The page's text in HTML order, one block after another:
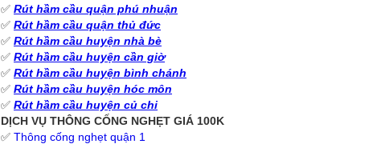
✅ Rút hầm cầu quận phú nhuận
✅ Rút hầm cầu quận thủ đức
✅ Rút hầm cầu huyện nhà bè
✅ Rút hầm cầu huyện cần giờ
✅ Rút hầm cầu huyện bình chánh
✅ Rút hầm cầu huyện hóc môn
✅ Rút hầm cầu huyện củ chi
DỊCH VỤ THÔNG CỐNG NGHẸT GIÁ 100K
✅ Thông cống nghẹt quận 1